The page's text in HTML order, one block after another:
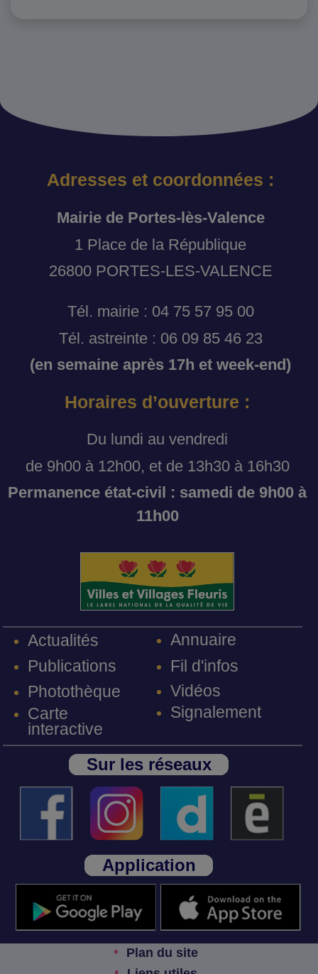
Adresses et coordonnées :
Mairie de Portes-lès-Valence
1 Place de la République
26800 PORTES-LES-VALENCE
Tél. mairie : 04 75 57 95 00
Tél. astreinte : 06 09 85 46 23
(en semaine après 17h et week-end)
Horaires d’ouverture :
Du lundi au vendredi
de 9h00 à 12h00, et de 13h30 à 16h30
Permanence état-civil : samedi de 9h00 à
11h00
Actualités
Publications
Photothèque
Carte
interactive
Annuaire
Fil d'infos
Vidéos
Signalement
Sur les réseaux
Application
Plan du site